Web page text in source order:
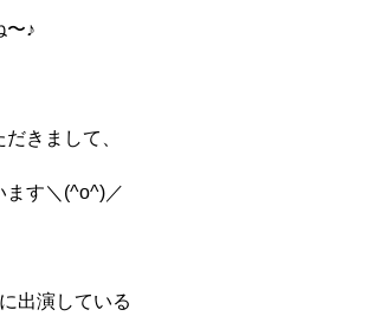
〜♪
きまして、
ます＼(^o^)／
出演している